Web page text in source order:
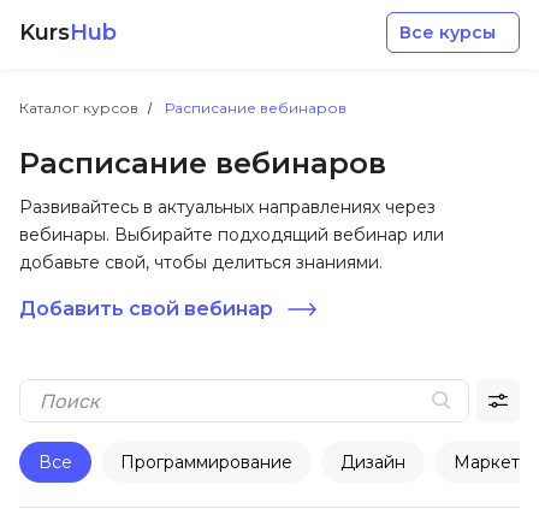
KursHub Все курсы
Каталог курсов Расписание вебинаров
Расписание вебинаров
Развивайтесь в актуальных направлениях через
вебинары. Выбирайте подходящий вебинар или
добавьте свой, чтобы делиться знаниями.
Добавить свой вебинар
Все Программирование Дизайн
Разработка
Дизайн
Аналитика